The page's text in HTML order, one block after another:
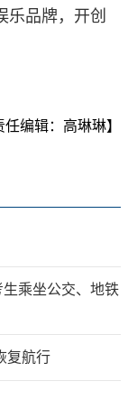
乐品牌，开创
任编辑：高琳琳】
生乘坐公交、地铁
复航行